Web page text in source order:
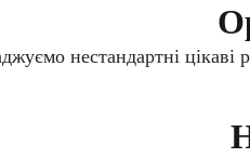
нестандартні цікаві